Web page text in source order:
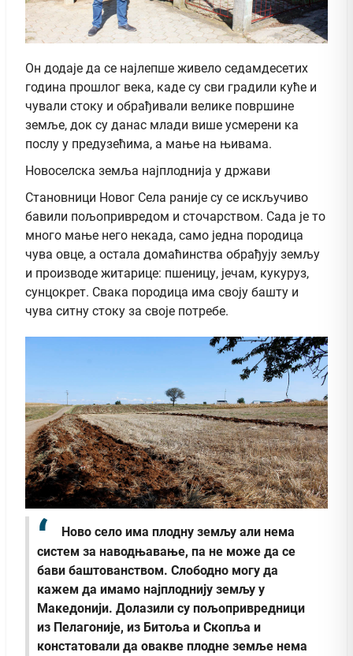
Он додаје да се најлепше живело седамдесетих
година прошлог века, каде су сви градили куће и
чували стоку и обрађивали велике површине
земље, док су данас млади више усмерени ка
послу у предузећима, а мање на њивама.
Новоселска земља најплоднија у држави
Становници Новог Села раније су се искључиво
бавили пољопривредом и сточарством. Сада је то
много мање него некада, само једна породица
чува овце, а остала домаћинства обрађују земљу
и производе житарице: пшеницу, јечам, кукуруз,
сунцокрет. Свака породица има своју башту и
чува ситну стоку за своје потребе.
Ново село има плодну земљу али нема
систем за наводњавање, па не може да се
бави баштованством. Слободно могу да
кажем да имамо најплоднију земљу у
Македонији. Долазили су пољопривредници
из Пелагоније, из Битоља и Скопља и
констатовали да овакве плодне земље нема